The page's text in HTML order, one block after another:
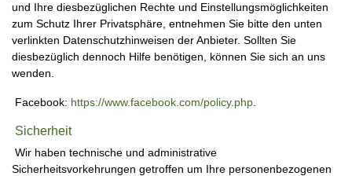
und Ihre diesbezüglichen Rechte und Einstellungsmöglichkeiten
zum Schutz Ihrer Privatsphäre, entnehmen Sie bitte den unten
verlinkten Datenschutzhinweisen der Anbieter. Sollten Sie
diesbezüglich dennoch Hilfe benötigen, können Sie sich an uns
wenden.
Facebook: https://www.facebook.com/policy.php
Sicherheit
Wir haben technische und administrative
Sicherheitsvorkehrungen getroffen um Ihre personenbezogenen